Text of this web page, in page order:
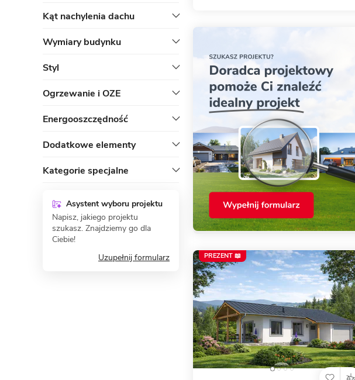
Kąt nachylenia dachu
Wymiary budynku
Styl
Ogrzewanie i OZE
Energooszczędność
Dodatkowe elementy
Kategorie specjalne
Asystent wyboru projektu
Napisz, jakiego projektu
szukasz. Znajdziemy go dla
Ciebie!
Uzupełnij formularz
PREZENT 📖